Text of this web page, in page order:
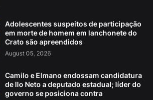
Adolescentes suspeitos de participação
em morte de homem em lanchonete do
Crato são apreendidos
August 05, 2026
Camilo e Elmano endossam candidatura
de Ilo Neto a deputado estadual; líder do
governo se posiciona contra